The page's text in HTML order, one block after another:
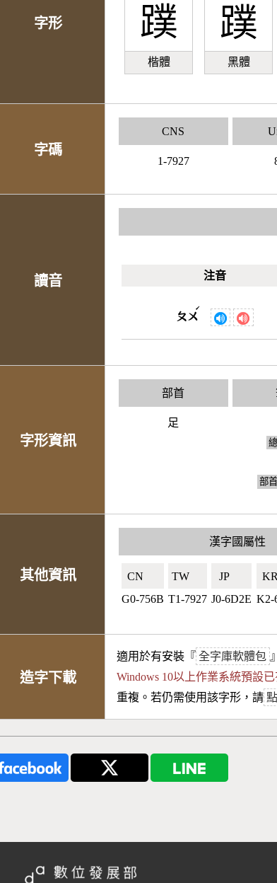
字形 蹼
楷體
蹼
黑體
字碼
CNS
1-7927
讀音
注音
ㄆㄨ
ˊ
字形資訊
部首
足
部
其他資訊
漢字國屬性
CN🇨🇳
G0-756B
TW🇹🇼
T1-7927
JP🇯🇵
J0-6D2E K2-
造字下載
適用於有安裝『 全字庫軟體包
Windows 10以上作業系統預設
重複。若仍需使用該字形，請